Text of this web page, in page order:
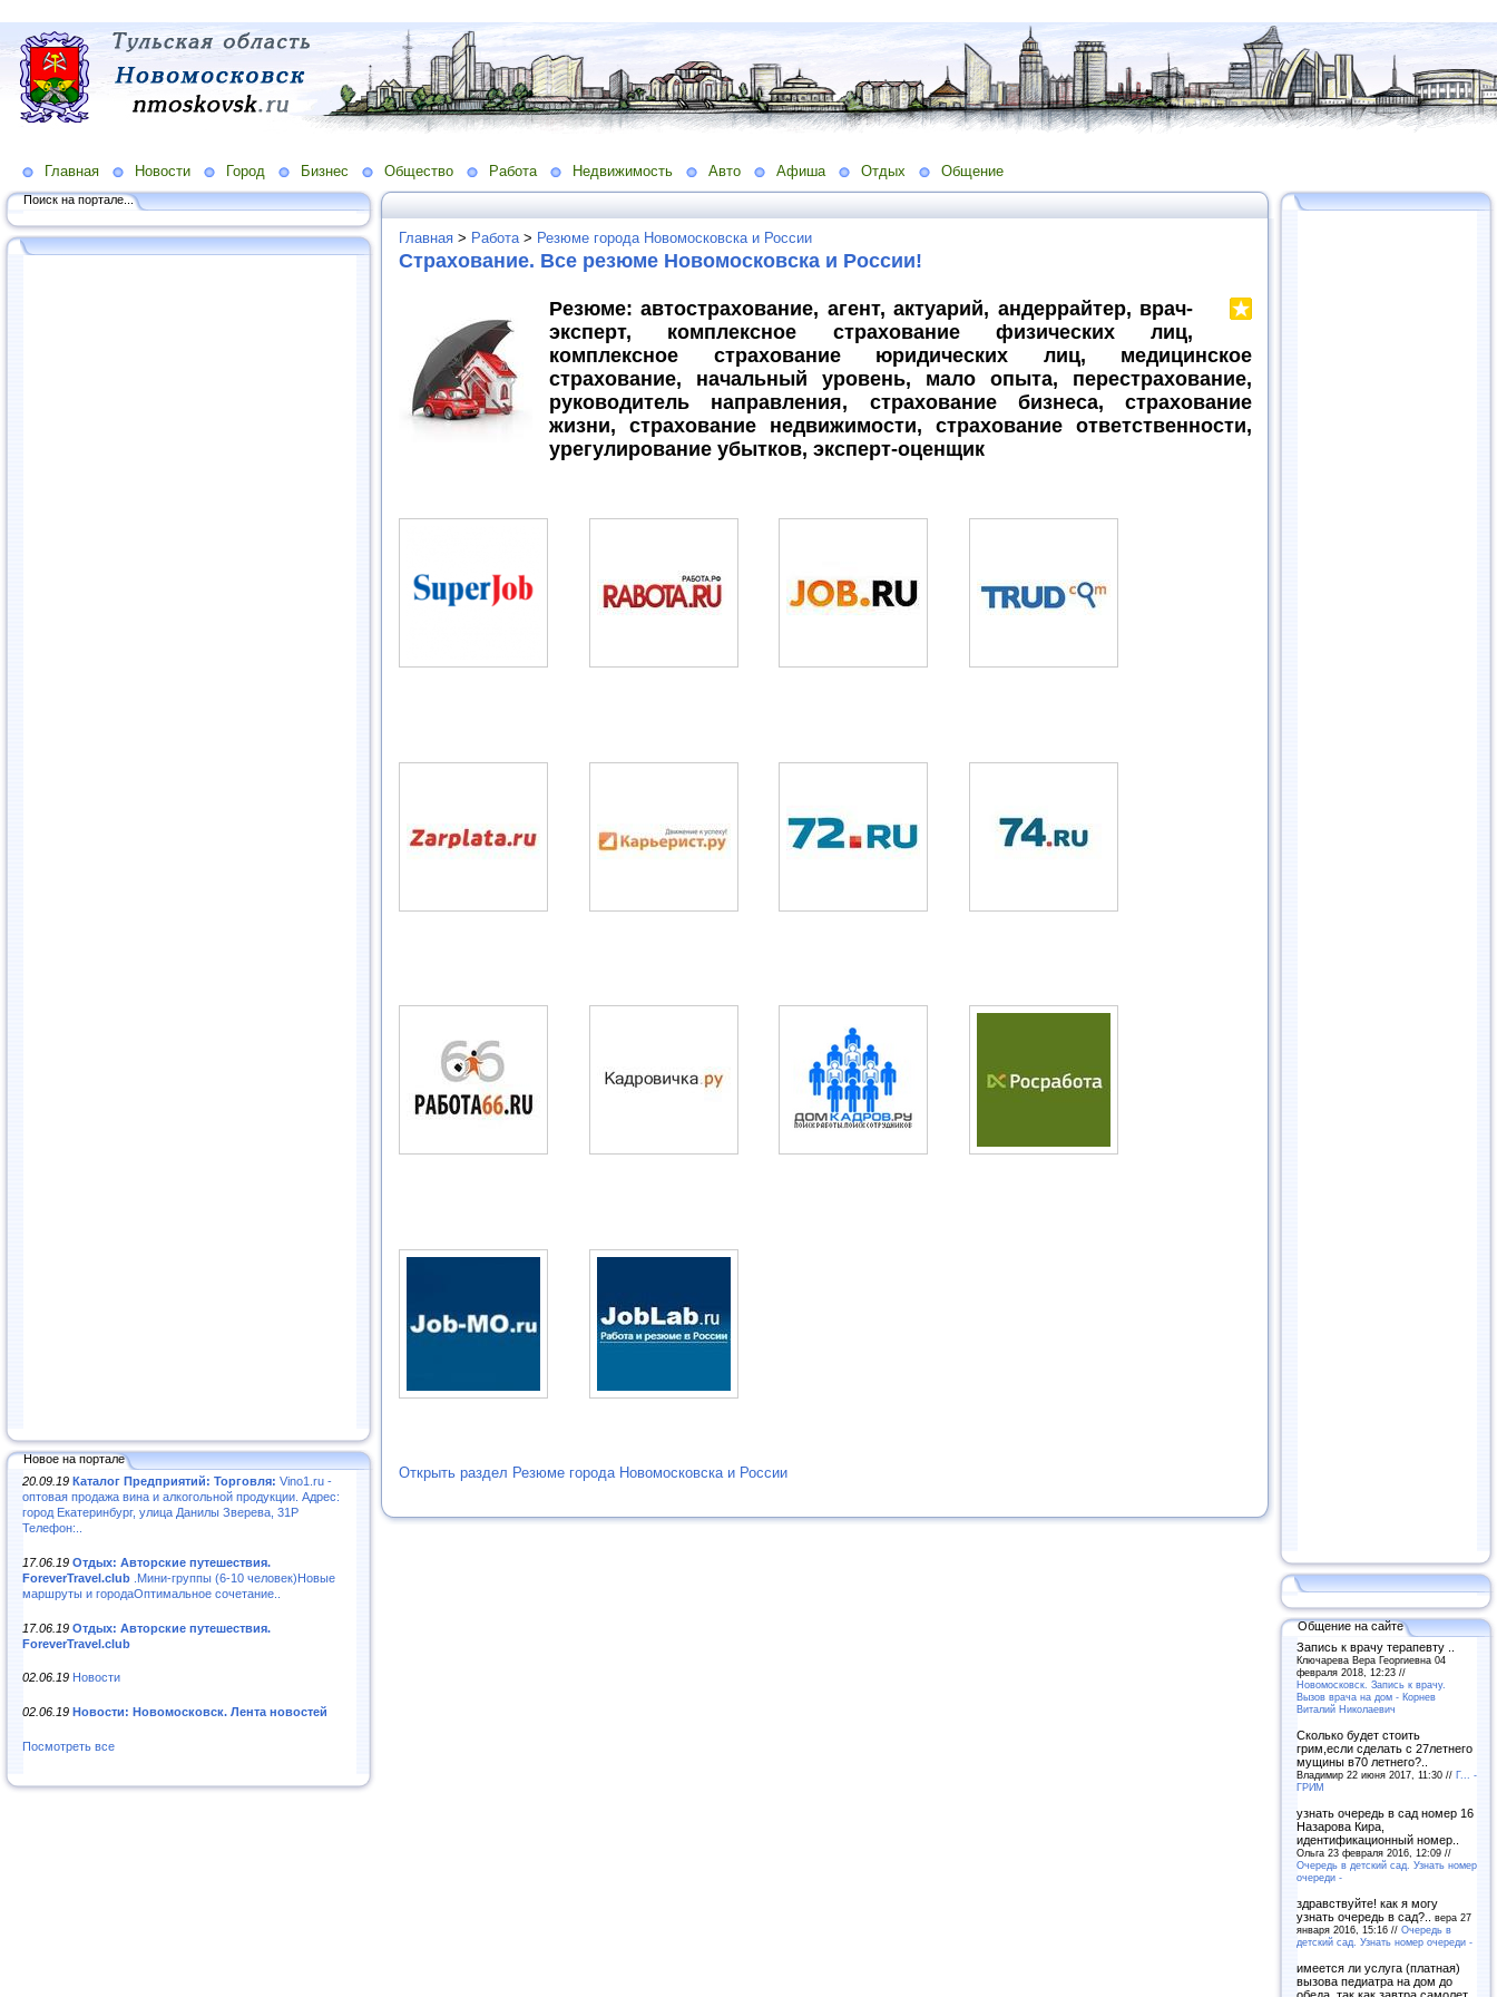
Главная Новости Город Бизнес Общество Работа Недвижимость Авто Афиша Отдых Общение
Поиск на портале...
Новое на портале
20.09.19 Каталог Предприятий: Торговля: Vino1.ru -
оптовая продажа вина и алкогольной продукции. Адрес:
город Екатеринбург, улица Данилы Зверева, 31Р
Телефон:..
17.06.19 Отдых: Авторские путешествия.
ForeverTravel.club .Мини-группы (6-10 человек)Новые
маршруты и городаОптимальное сочетание..
17.06.19 Отдых: Авторские путешествия.
ForeverTravel.club
02.06.19 Новости
02.06.19 Новости: Новомосковск. Лента новостей
Посмотреть все
Главная > Работа > Резюме города Новомосковска и России
Страхование. Все резюме Новомосковска и России!
Резюме: автострахование, агент, актуарий, андеррайтер, врач-
эксперт, комплексное страхование физических лиц,
комплексное страхование юридических лиц, медицинское
страхование, начальный уровень, мало опыта, перестрахование,
руководитель направления, страхование бизнеса, страхование
жизни, страхование недвижимости, страхование ответственности,
урегулирование убытков, эксперт-оценщик
Открыть раздел Резюме города Новомосковска и России
Общение на сайте
Запись к врачу терапевту ..
Ключарева Вера Георгиевна 04
февраля 2018, 12:23 //
Новомосковск. Запись к врачу.
Вызов врача на дом - Корнев
Виталий Николаевич
Сколько будет стоить
грим,если сделать с 27летнего
мущины в70 летнего?..
Владимир 22 июня 2017, 11:30 // Г... -
ГРИМ
узнать очередь в сад номер 16
Назарова Кира,
идентификационный номер..
Ольга 23 февраля 2016, 12:09 //
Очередь в детский сад. Узнать номер
очереди -
здравствуйте! как я могу
узнать очередь в сад?.. вера 27
января 2016, 15:16 // Очередь в
детский сад. Узнать номер очереди -
имеется ли услуга (платная)
вызова педиатра на дом до